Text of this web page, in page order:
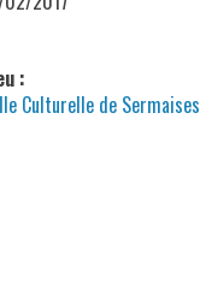
:
Culturelle de Sermaises